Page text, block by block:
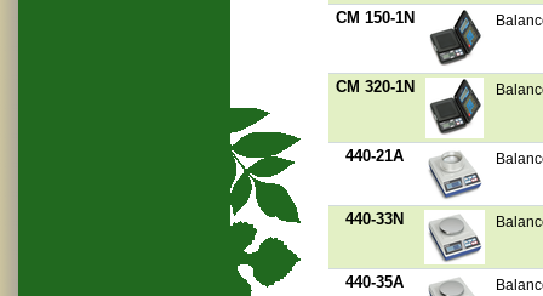
CM 150-1N
CM 320-1N
440-21A
440-33N
440-35A